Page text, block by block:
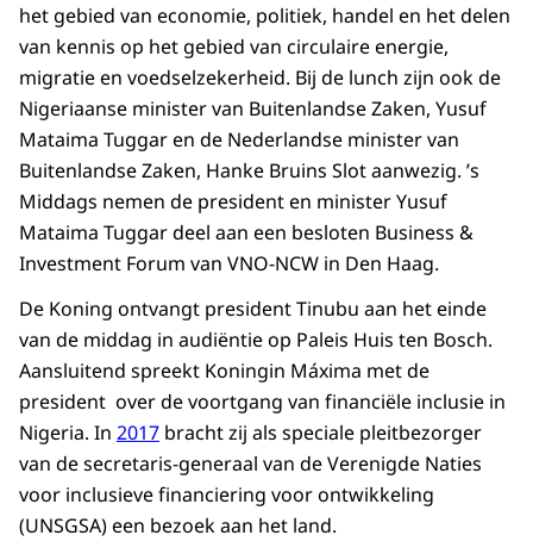
het gebied van economie, politiek, handel en het delen
van kennis op het gebied van circulaire energie,
migratie en voedselzekerheid. Bij de lunch zijn ook de
Nigeriaanse minister van Buitenlandse Zaken, Yusuf
Mataima Tuggar en de Nederlandse minister van
Buitenlandse Zaken, Hanke Bruins Slot aanwezig. ’s
Middags nemen de president en minister Yusuf
Mataima Tuggar deel aan een besloten Business &
Investment Forum van VNO-NCW in Den Haag.
De Koning ontvangt president Tinubu aan het einde
van de middag in audiëntie op Paleis Huis ten Bosch.
Aansluitend spreekt Koningin Máxima met de
president over de voortgang van financiële inclusie in
Nigeria. In 2017 bracht zij als speciale pleitbezorger
van de secretaris-generaal van de Verenigde Naties
voor inclusieve financiering voor ontwikkeling
(UNSGSA) een bezoek aan het land.